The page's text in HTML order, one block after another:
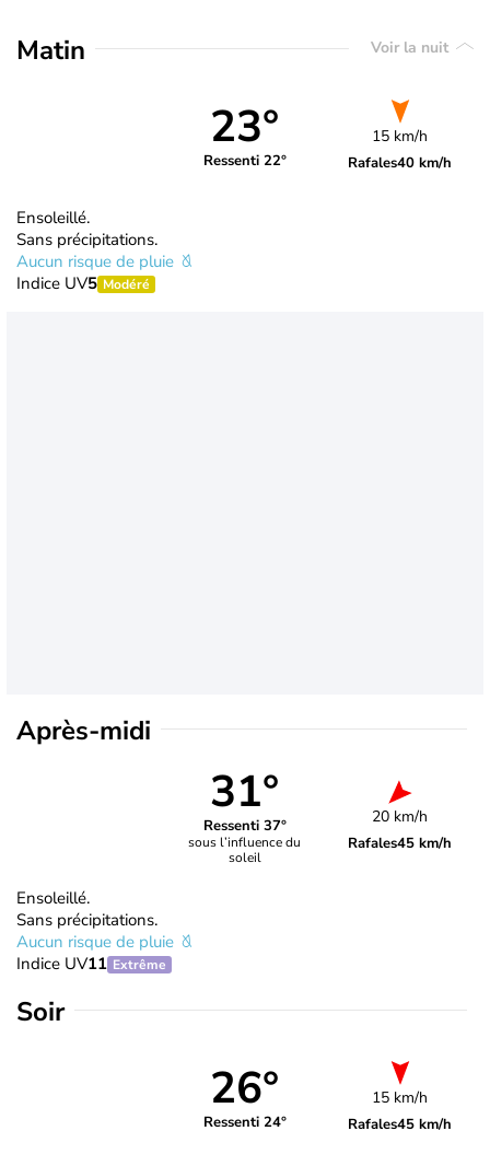
Matin Voir la nuit
23°
Ressenti 22°
15 km/h
Rafales40 km/h
Ensoleillé.
Sans précipitations.
Aucun risque de pluie
Indice UV5 Modéré
Après-midi
31°
Ressenti 37°
sous l’influence du
soleil
20 km/h
Rafales45 km/h
Ensoleillé.
Sans précipitations.
Aucun risque de pluie
Indice UV11 Extrême
Soir
26°
Ressenti 24°
15 km/h
Rafales45 km/h